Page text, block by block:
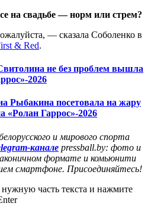
на свадьбе — норм или стрем?
— сказала Соболенко в
& Red.
не без проблем вышла
2026
Рыбакина посетовала на жару
«Ролан Гаррос»-2026
и мирового спорта
канале pressball.by: фото и
формате и комьюнити
смартфоне. Присоединяйтесь!
часть текста и нажмите